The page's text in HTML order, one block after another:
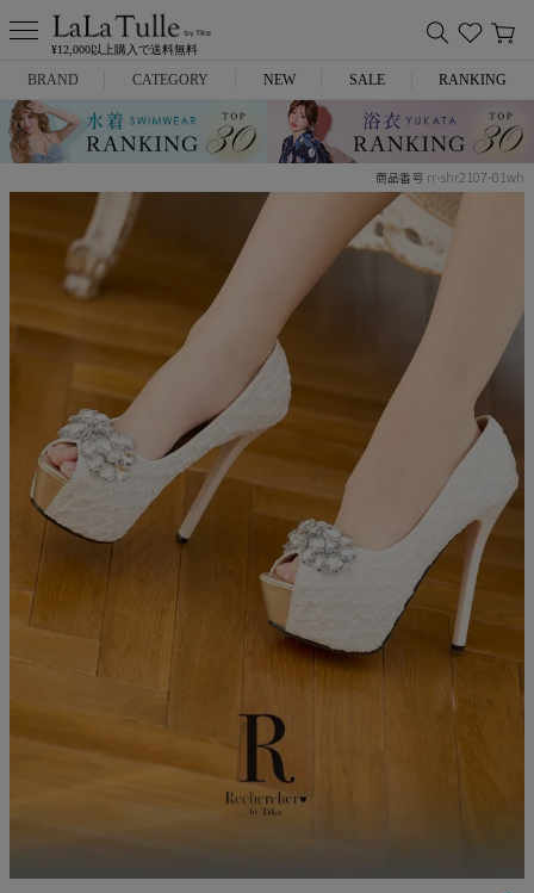
¥12,000以上購入で送料無料
BRAND
Anella
ROBE de FLEURS
ANIER.
ANGEL R
Veautt
PURESS
CATEGORY
ミニドレス
ロングドレス
キャバヒール
アウター
バッグ
ランジェリー
コスプレ
NEW SALE RANKING
商品番号 rr-shr2107-01wh